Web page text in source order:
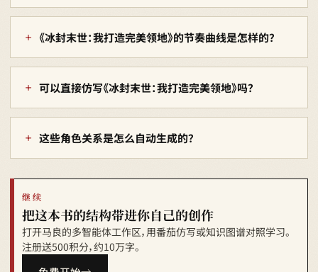
《冰封末世：我打造完美领地》的节奏曲线是怎样的？
可以直接仿写《冰封末世：我打造完美领地》吗？
这些角色关系是怎么自动生成的？
继续
把这本书的结构带进你自己的创作
打开马良的多智能体工作区，用番茄仿写或知识图谱对照学习。
注册送500积分，约10万字。